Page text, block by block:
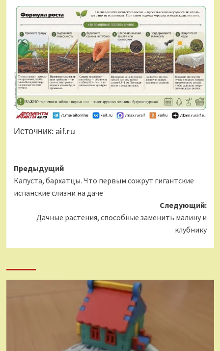
Источник: aif.ru
Навигация
записи
Предыдущий
Капуста, бархатцы. Что первым сожрут гигантские
испанские слизни на даче
Следующий:
Дачные растения, способные заменить малину и
клубнику